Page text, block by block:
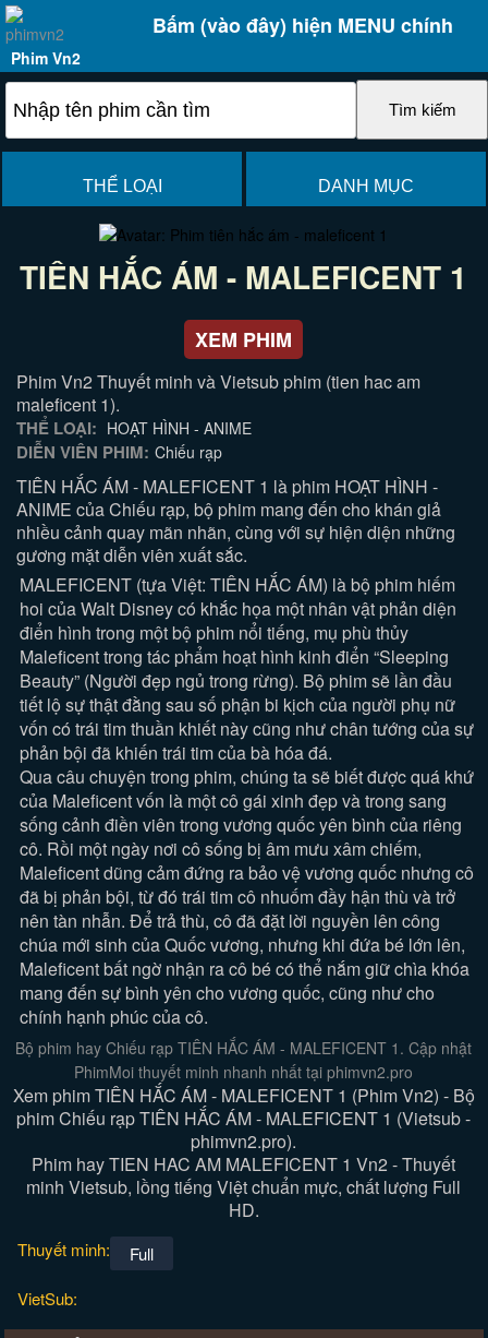
Bấm (vào đây) hiện MENU chính
Phim Vn2
THỂ LOẠI DANH MỤC
TIÊN HẮC ÁM - MALEFICENT 1
XEM PHIM
Phim Vn2 Thuyết minh và Vietsub phim (tien hac am
maleficent 1).
THỂ LOẠI: HOẠT HÌNH - ANIME
DIỄN VIÊN PHIM: Chiếu rạp
TIÊN HẮC ÁM - MALEFICENT 1 là phim HOẠT HÌNH -
ANIME của Chiếu rạp, bộ phim mang đến cho khán giả
nhiều cảnh quay mãn nhãn, cùng với sự hiện diện những
gương mặt diễn viên xuất sắc.
MALEFICENT (tựa Việt: TIÊN HẮC ÁM) là bộ phim hiếm
hoi của Walt Disney có khắc họa một nhân vật phản diện
điển hình trong một bộ phim nổi tiếng, mụ phù thủy
Maleficent trong tác phẩm hoạt hình kinh điển “Sleeping
Beauty” (Người đẹp ngủ trong rừng). Bộ phim sẽ lần đầu
tiết lộ sự thật đằng sau số phận bi kịch của người phụ nữ
vốn có trái tim thuần khiết này cũng như chân tướng của sự
phản bội đã khiến trái tim của bà hóa đá.
Qua câu chuyện trong phim, chúng ta sẽ biết được quá khứ
của Maleficent vốn là một cô gái xinh đẹp và trong sang
sống cảnh điền viên trong vương quốc yên bình của riêng
cô. Rồi một ngày nơi cô sống bị âm mưu xâm chiếm,
Maleficent dũng cảm đứng ra bảo vệ vương quốc nhưng cô
đã bị phản bội, từ đó trái tim cô nhuốm đầy hận thù và trở
nên tàn nhẫn. Để trả thù, cô đã đặt lời nguyền lên công
chúa mới sinh của Quốc vương, nhưng khi đứa bé lớn lên,
Maleficent bất ngờ nhận ra cô bé có thể nắm giữ chìa khóa
mang đến sự bình yên cho vương quốc, cũng như cho
chính hạnh phúc của cô.
Bộ phim hay Chiếu rạp TIÊN HẮC ÁM - MALEFICENT 1. Cập nhật
PhimMoi thuyết minh nhanh nhất tại phimvn2.pro
Xem phim TIÊN HẮC ÁM - MALEFICENT 1 (Phim Vn2) - Bộ
phim Chiếu rạp TIÊN HẮC ÁM - MALEFICENT 1 (Vietsub -
phimvn2.pro).
Phim hay TIEN HAC AM MALEFICENT 1 Vn2 - Thuyết
minh Vietsub, lồng tiếng Việt chuẩn mực, chất lượng Full
HD.
Thuyết minh:
Full
VietSub: